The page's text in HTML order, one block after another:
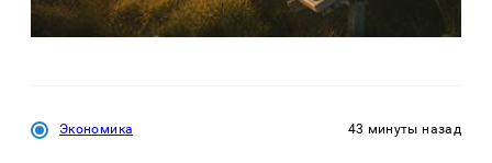
Экономика 43 минуты назад